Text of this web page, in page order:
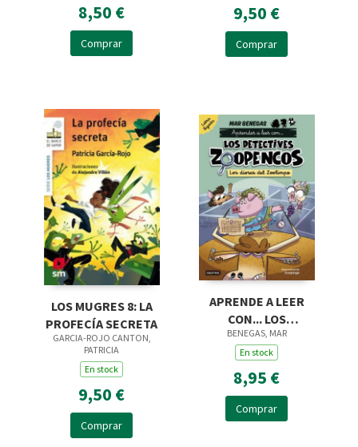
8,50 €
Comprar
9,50 €
Comprar
LOS MUGRES 8: LA
PROFECÍA SECRETA
GARCIA-ROJO CANTON,
PATRICIA
En stock
9,50 €
Comprar
APRENDE A LEER
CON... LOS
DETECTIVES
ZOOPENCOS LETRA
LIGADA 2. LOS DIOSES
DEL ZO
BENEGAS, MAR
En stock
8,95 €
Comprar